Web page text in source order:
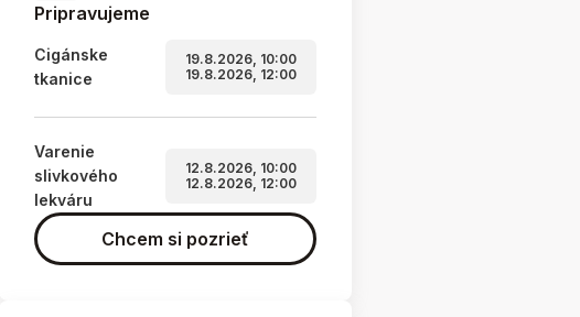
Pripravujeme
Cigánske
tkanice
19.8.2026, 10:00
19.8.2026, 12:00
Varenie
slivkového
lekváru
12.8.2026, 10:00
12.8.2026, 12:00
Chcem si pozrieť